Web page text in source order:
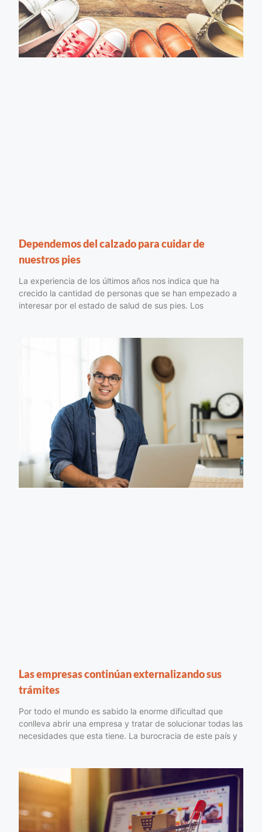
Dependemos del calzado para cuidar de
nuestros pies
La experiencia de los últimos años nos indica que ha
crecido la cantidad de personas que se han empezado a
interesar por el estado de salud de sus pies. Los
Las empresas continúan externalizando sus
trámites
Por todo el mundo es sabido la enorme dificultad que
conlleva abrir una empresa y tratar de solucionar todas las
necesidades que esta tiene. La burocracia de este país y